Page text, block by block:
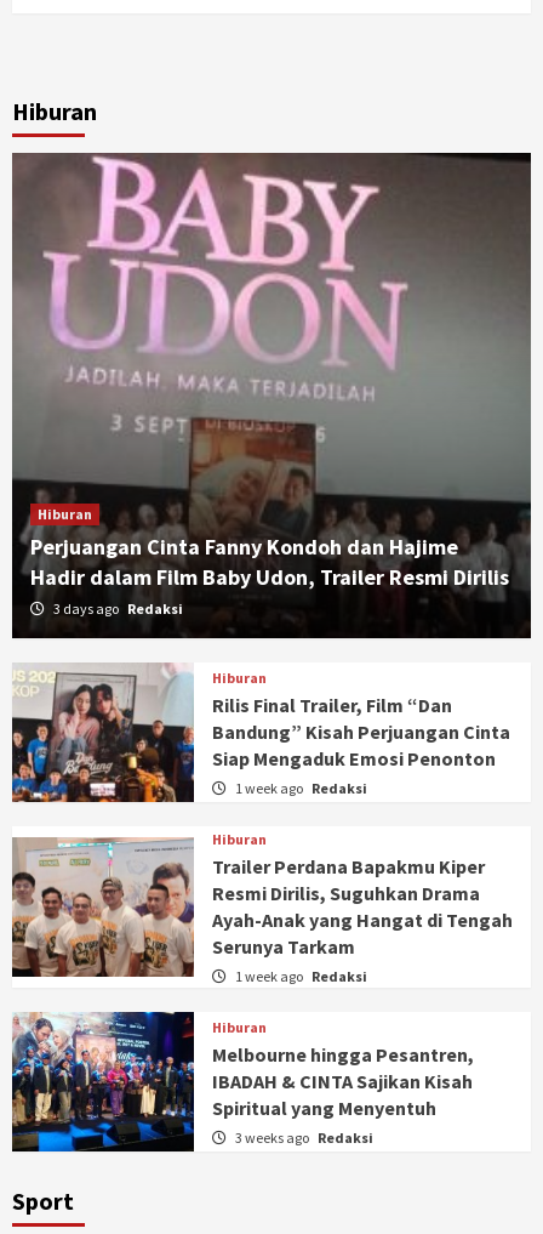
Hiburan
Hiburan
Perjuangan Cinta Fanny Kondoh dan Hajime
Hadir dalam Film Baby Udon, Trailer Resmi Dirilis
3 days ago Redaksi
Hiburan
Rilis Final Trailer, Film “Dan
Bandung” Kisah Perjuangan Cinta
Siap Mengaduk Emosi Penonton
1 week ago Redaksi
Hiburan
Trailer Perdana Bapakmu Kiper
Resmi Dirilis, Suguhkan Drama
Ayah-Anak yang Hangat di Tengah
Serunya Tarkam
1 week ago Redaksi
Hiburan
Melbourne hingga Pesantren,
IBADAH & CINTA Sajikan Kisah
Spiritual yang Menyentuh
3 weeks ago Redaksi
Sport